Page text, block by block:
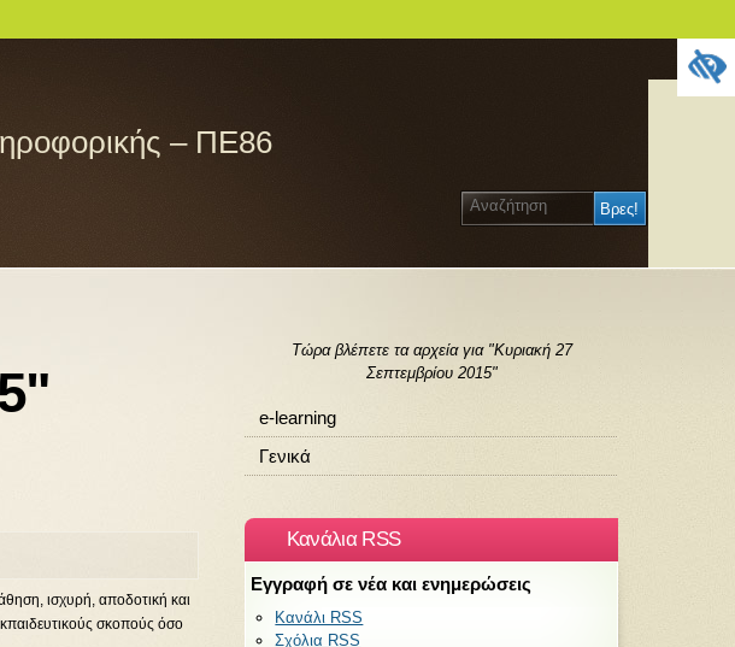
– ΠΕ86
ισχυρή, αποδοτική και
σκοπούς όσο
Τώρα βλέπετε τα αρχεία για "Κυριακή 27
Σεπτεμβρίου 2015"
e-learning
Γενικά
Κανάλια RSS
Εγγραφή σε νέα και ενημερώσεις
Κανάλι RSS
Σχόλια RSS